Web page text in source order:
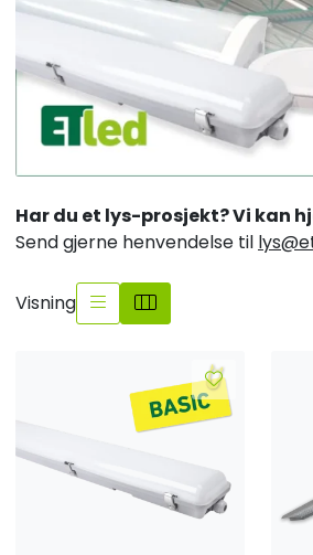
Har du et lys-prosjekt? Vi kan
Send gjerne henvendelse til
Visning